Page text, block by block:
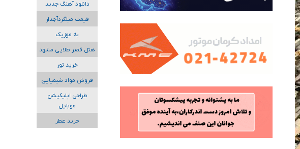
دانلود آهنگ جدید
قیمت میلگردآجدار
به موزیک
هتل قصر طلایی مشهد
خرید تور
فروش مواد شیمیایی
طراحی اپلیکیشن
موبایل
خرید عطر